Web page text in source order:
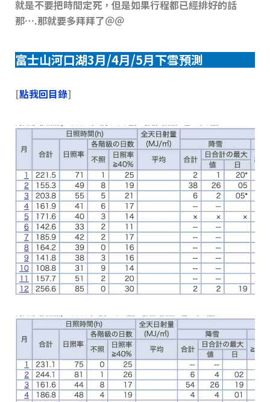
就是不要把時間定死，但是如果行程都已經排好的話
那….那就要多拜拜了＠＠
富士山河口湖3月/4月/5月下雪預測
[點我回目錄]